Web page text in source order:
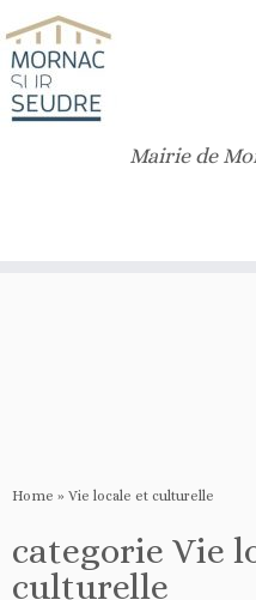
Notice : Function
Translation loading for the
usually an indicator for some code in
Translations should be loaded at the
Debugging in WordPress
/home/rqdpoomo/
Mairie de
Home » Vie locale et culturelle
categorie Vie
culturelle